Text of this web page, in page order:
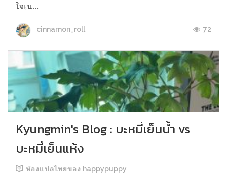
ใจเน...
cinnamon_roll 72
Kyungmin's Blog : บะหมี่เย็นน้ำ vs
บะหมี่เย็นแห้ง
ห้องแปลไทยของ happypuppy